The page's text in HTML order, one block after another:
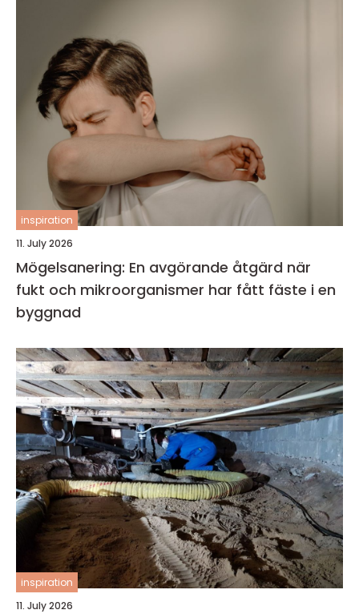
inspiration
11. July 2026
Mögelsanering: En avgörande åtgärd när
fukt och mikroorganismer har fått fäste i en
byggnad
inspiration
11. July 2026